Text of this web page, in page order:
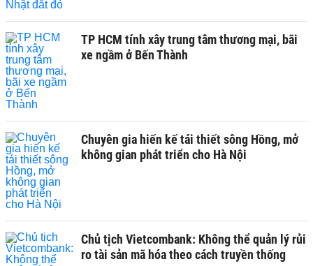
TP HCM tính xây trung tâm thương mại, bãi
xe ngầm ở Bến Thành
Chuyên gia hiến kế tái thiết sông Hồng, mở
không gian phát triển cho Hà Nội
Chủ tịch Vietcombank: Không thể quản lý rủi
ro tài sản mã hóa theo cách truyền thống